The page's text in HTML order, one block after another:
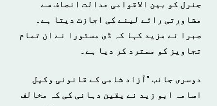
جنرل کو بین الاقوامی عدالت انصاف سے
مشاورتی رائے لینے کی اجازت دیتا ہے۔
صبرا نے مزید کہا کہ ڈی مستورا نے ان تمام
تجاویز کو مسترد کر دیا ہے۔
دوسری جانب "آزاد شامی کے قانونی وکیل
اسامہ ابو زید نے یقین دہانی کی کہ مخالف